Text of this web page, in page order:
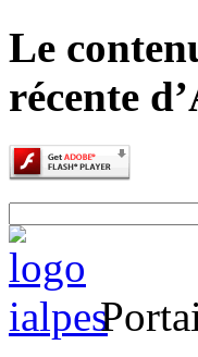
Le
récente